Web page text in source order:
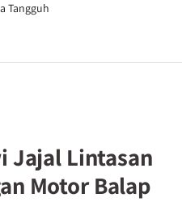
Tangguh
Jajal Lintasan
Motor Balap